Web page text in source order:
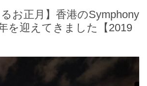
るお正月】香港のSymphony
を迎えてきました【2019